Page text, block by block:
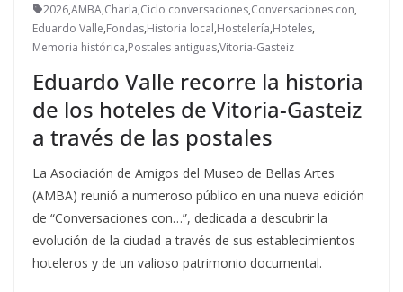
2026,AMBA,Charla,Ciclo conversaciones,Conversaciones con,
Eduardo Valle,Fondas,Historia local,Hostelería,Hoteles,
Memoria histórica,Postales antiguas,Vitoria-Gasteiz
Eduardo Valle recorre la historia
de los hoteles de Vitoria-Gasteiz
a través de las postales
La Asociación de Amigos del Museo de Bellas Artes
(AMBA) reunió a numeroso público en una nueva edición
de “Conversaciones con…”, dedicada a descubrir la
evolución de la ciudad a través de sus establecimientos
hoteleros y de un valioso patrimonio documental.